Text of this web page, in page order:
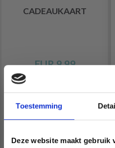
Toestemming
Deze website maakt gebruik
CADEAUKAART
EUR 9.99
Voeg toe aan